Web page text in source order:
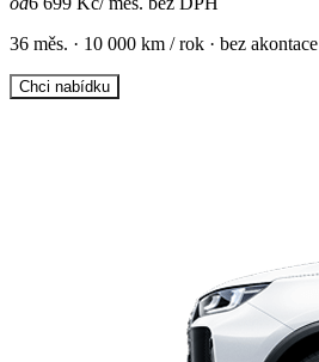
36 měs. · 10 000 km / rok · bez akontace
Chci nabídku